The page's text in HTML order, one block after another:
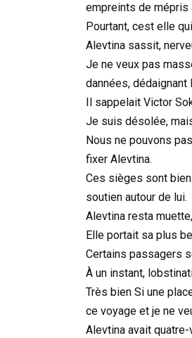
empreints de mépris
Pourtant, cest elle
Alevtina sassit,
Je ne veux pas
dannées,
Il sappelait Victor
Je suis désolée,
Nous ne pouvons
fixer Alevtina.
Ces sièges sont
soutien autour de lui.
Alevtina resta
Elle portait sa plus
Certains passagers
À un instant,
Très bien Si une
ce voyage et je ne
Alevtina avait